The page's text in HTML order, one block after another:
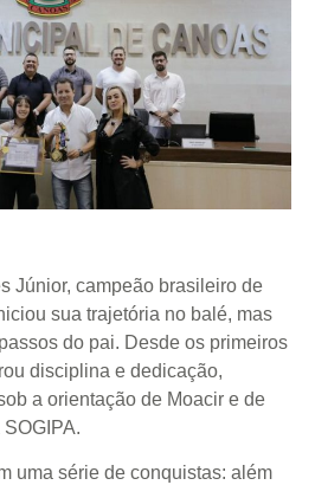
Júnior, campeão brasileiro de
sua trajetória no balé, mas
do pai. Desde os primeiros
disciplina e dedicação,
a orientação de Moacir e de
uma série de conquistas: além